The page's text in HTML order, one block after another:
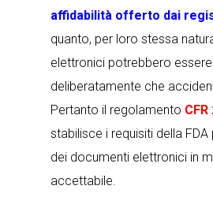
affidabilità offerto dai
quanto, per loro stessa
elettronici potrebbero
deliberatamente che
Pertanto il regolamento
stabilisce i requisiti della
dei documenti elettronici in
accettabile.